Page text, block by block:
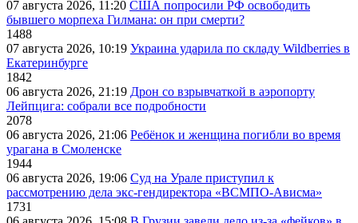
07 августа 2026, 11:20 США попросили РФ освободить
бывшего морпеха Гилмана: он при смерти?
1488
07 августа 2026, 10:19 Украина ударила по складу Wildberries в
Екатеринбурге
1842
06 августа 2026, 21:19 Дрон со взрывчаткой в аэропорту
Лейпцига: собрали все подробности
2078
06 августа 2026, 21:06 Ребёнок и женщина погибли во время
урагана в Смоленске
1944
06 августа 2026, 19:06 Суд на Урале приступил к
рассмотрению дела экс-гендиректора «ВСМПО-Ависма»
1731